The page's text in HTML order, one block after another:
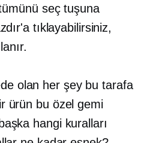
seç tuşuna
tıklayabilirsiniz,
olan her şey bu tarafa
ürün bu özel gemi
hangi kuralları